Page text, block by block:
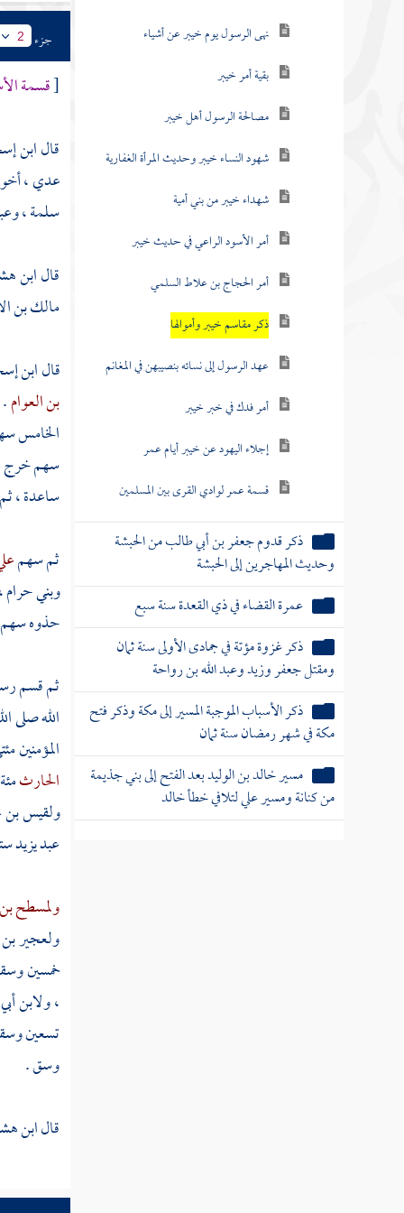
نهى الرسول يوم خيبر عن أشياء
بقية أمر خيبر
مصالحة الرسول أهل خيبر
شهود النساء خيبر وحديث المرأة الغفارية
شهداء خيبر من بني أمية
أمر الأسود الراعي في حديث خيبر
أمر الحجاج بن علاط السلمي
ذكر مقاسم خيبر وأموالها
عهد الرسول إلى نسائه بنصيبهن في المغانم
أمر فدك في خبر خيبر
إجلاء اليهود عن خيبر أيام عمر
قسمة عمر لوادي القرى بين المسلمين
ذكر قدوم جعفر بن أبي طالب من الحبشة
وحديث المهاجرين إلى الحبشة
عمرة القضاء في ذي القعدة سنة سبع
ذكر غزوة مؤتة في جمادى الأولى سنة ثمان
ومقتل جعفر وزيد وعبد الله بن رواحة
ذكر الأسباب الموجبة المسير إلى مكة وذكر فتح
مكة في شهر رمضان سنة ثمان
مسير خالد بن الوليد بعد الفتح إلى بني جذيمة
من كنانة ومسير علي لتلافي خطأ خالد
جزء 2
[قسمة
قالابن
عدي، أخو
سلمة،
قالابن
مالك بن
قالابن
بن العوام
الخامس
سهم خرج
ساعدة،
ثم سهم
وبني حرام ،
حذوه سهم
ثم قسم
الله صلى
المؤمنين
الحارث
ولقيس بن
عبد يزيد
ولمسطح
ولعجير
خمسين
،ولابن
تسعين
وسق .
قالابن